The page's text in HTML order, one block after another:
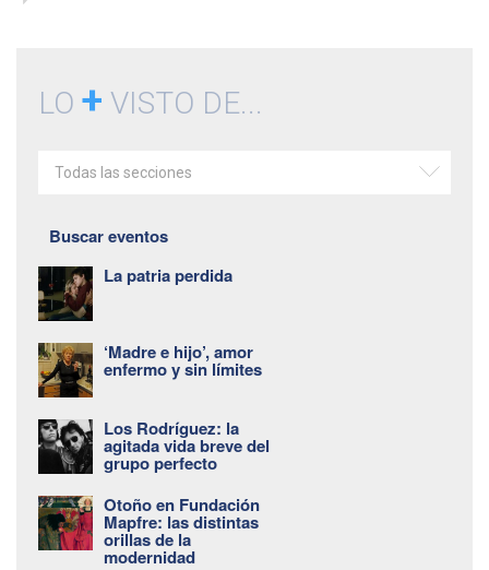
LO + VISTO DE...
Todas las secciones
Buscar eventos
La patria perdida
‘Madre e hijo’, amor
enfermo y sin límites
Los Rodríguez: la
agitada vida breve del
grupo perfecto
Otoño en Fundación
Mapfre: las distintas
orillas de la
modernidad